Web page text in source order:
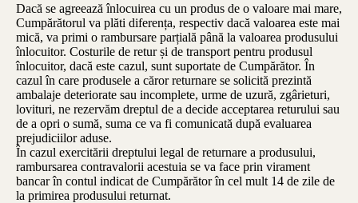
Dacă se agreează înlocuirea cu un produs de o valoare mai mare,
Cumpărătorul va plăti diferența, respectiv dacă valoarea este mai
mică, va primi o rambursare parțială până la valoarea produsului
înlocuitor. Costurile de retur și de transport pentru produsul
înlocuitor, dacă este cazul, sunt suportate de Cumpărător. În
cazul în care produsele a căror returnare se solicită prezintă
ambalaje deteriorate sau incomplete, urme de uzură, zgârieturi,
lovituri, ne rezervăm dreptul de a decide acceptarea returului sau
de a opri o sumă, suma ce va fi comunicată după evaluarea
prejudiciilor aduse.
În cazul exercitării dreptului legal de returnare a produsului,
rambursarea contravalorii acestuia se va face prin virament
bancar în contul indicat de Cumpărător în cel mult 14 de zile de
la primirea produsului returnat.